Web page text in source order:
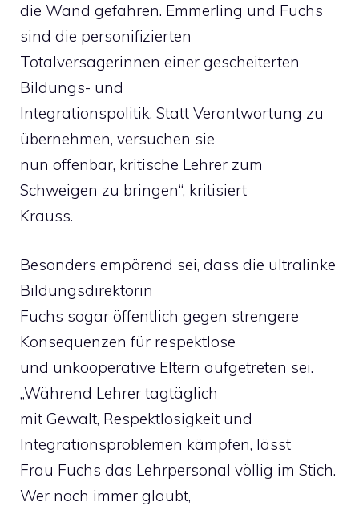
die Wand gefahren. Emmerling und Fuchs
sind die personifizierten
Totalversagerinnen einer gescheiterten
Bildungs- und
Integrationspolitik. Statt Verantwortung zu
übernehmen, versuchen sie
nun offenbar, kritische Lehrer zum
Schweigen zu bringen“, kritisiert
Krauss.
Besonders empörend sei, dass die ultralinke
Bildungsdirektorin
Fuchs sogar öffentlich gegen strengere
Konsequenzen für respektlose
und unkooperative Eltern aufgetreten sei.
„Während Lehrer tagtäglich
mit Gewalt, Respektlosigkeit und
Integrationsproblemen kämpfen, lässt
Frau Fuchs das Lehrpersonal völlig im Stich.
Wer noch immer glaubt,